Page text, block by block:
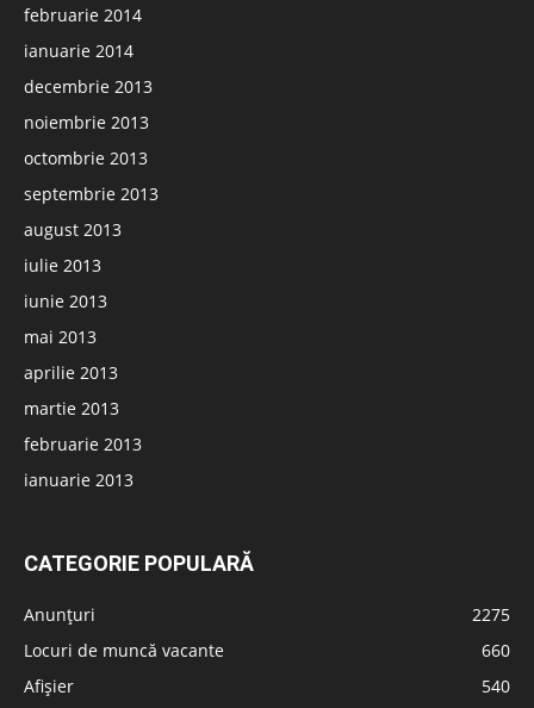
februarie 2014
ianuarie 2014
decembrie 2013
noiembrie 2013
octombrie 2013
septembrie 2013
august 2013
iulie 2013
iunie 2013
mai 2013
aprilie 2013
martie 2013
februarie 2013
ianuarie 2013
CATEGORIE POPULARĂ
Anunțuri
2275
Locuri de muncă vacante
660
Afișier
540